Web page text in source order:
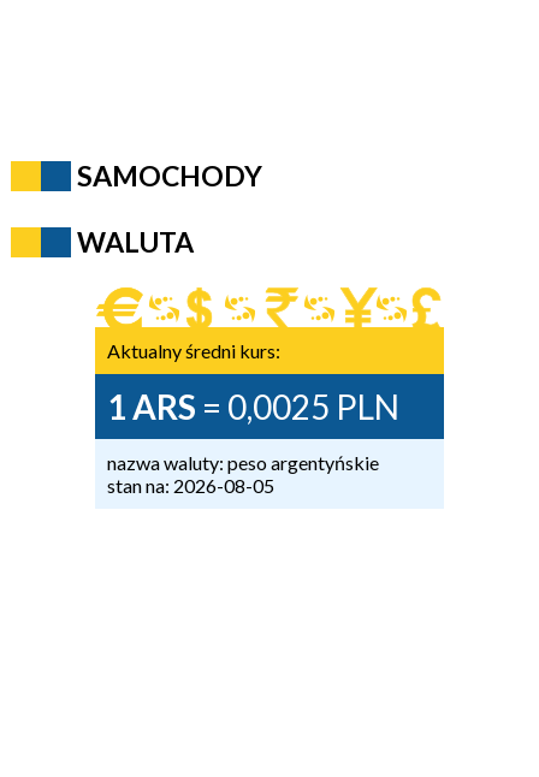
SAMOCHODY
WALUTA
Aktualny średni kurs:
1 ARS = 0,0025 PLN
nazwa waluty: peso argentyńskie
stan na: 2026-08-05